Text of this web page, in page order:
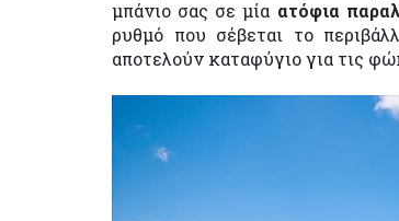
μπάνιο σας σε μία ατόφια
ρυθμό που σέβεται το
αποτελούν καταφύγιο για τις